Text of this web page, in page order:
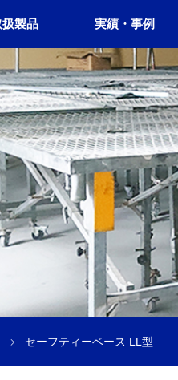
扱製品 実績・事例
セーフティーベース LL型